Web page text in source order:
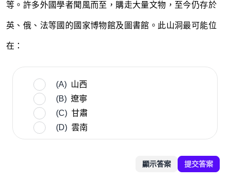
等。許多外國學者聞風而至，購走大量文物，至今仍存於
英、俄、法等國的國家博物館及圖書館。此山洞最可能位
在：
(A) 山西
(B) 遼寧
(C) 甘肅
(D) 雲南
顯示答案 提交答案